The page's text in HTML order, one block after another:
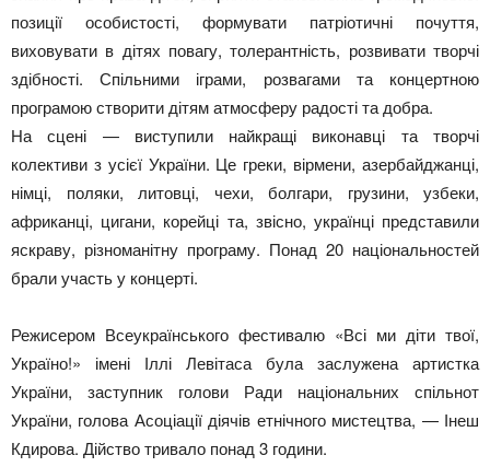
позиції особистості, формувати патріотичні почуття,
виховувати в дітях повагу, толерантність, розвивати творчі
здібності. Спільними іграми, розвагами та концертною
програмою створити дітям атмосферу радості та добра.
На сцені — виступили найкращі виконавці та творчі
колективи з усієї України. Це греки, вірмени, азербайджанці,
німці, поляки, литовці, чехи, болгари, грузини, узбеки,
африканці, цигани, корейці та, звісно, українці представили
яскраву, різноманітну програму. Понад 20 національностей
брали участь у концерті.
Режисером Всеукраїнського фестивалю «Всі ми діти твої,
Україно!» імені Іллі Левітаса була заслужена артистка
України, заступник голови Ради національних спільнот
України, голова Асоціації діячів етнічного мистецтва, — Інеш
Кдирова. Дійство тривало понад 3 години.